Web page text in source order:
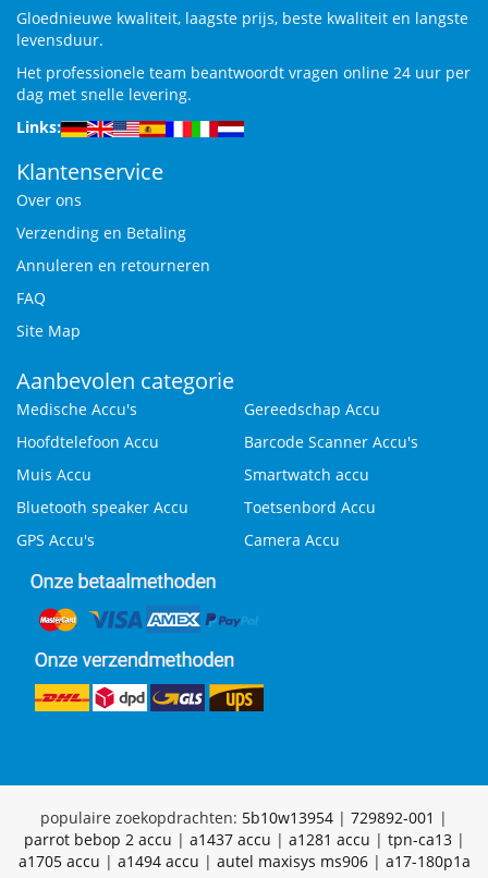
Gloednieuwe kwaliteit, laagste prijs, beste kwaliteit en langste
levensduur.
Het professionele team beantwoordt vragen online 24 uur per
dag met snelle levering.
Links:
Klantenservice
Over ons
Verzending en Betaling
Annuleren en retourneren
FAQ
Site Map
Aanbevolen categorie
Medische Accu's
Gereedschap Accu
Hoofdtelefoon Accu
Barcode Scanner Accu's
Muis Accu
Smartwatch accu
Bluetooth speaker Accu
Toetsenbord Accu
GPS Accu's
Camera Accu
populaire zoekopdrachten: 5b10w13954 | 729892-001 |
parrot bebop 2 accu | a1437 accu | a1281 accu | tpn-ca13|
a1705 accu | a1494 accu | autel maxisys ms906| a17-180p1a